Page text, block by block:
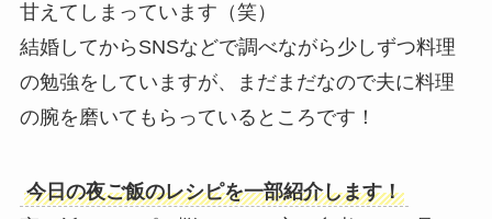
甘えてしまっています（笑）
結婚してからSNSなどで調べながら少しずつ料理
の勉強をしていますが、まだまだなので夫に料理
の腕を磨いてもらっているところです！
今日の夜ご飯のレシピを一部紹介します！